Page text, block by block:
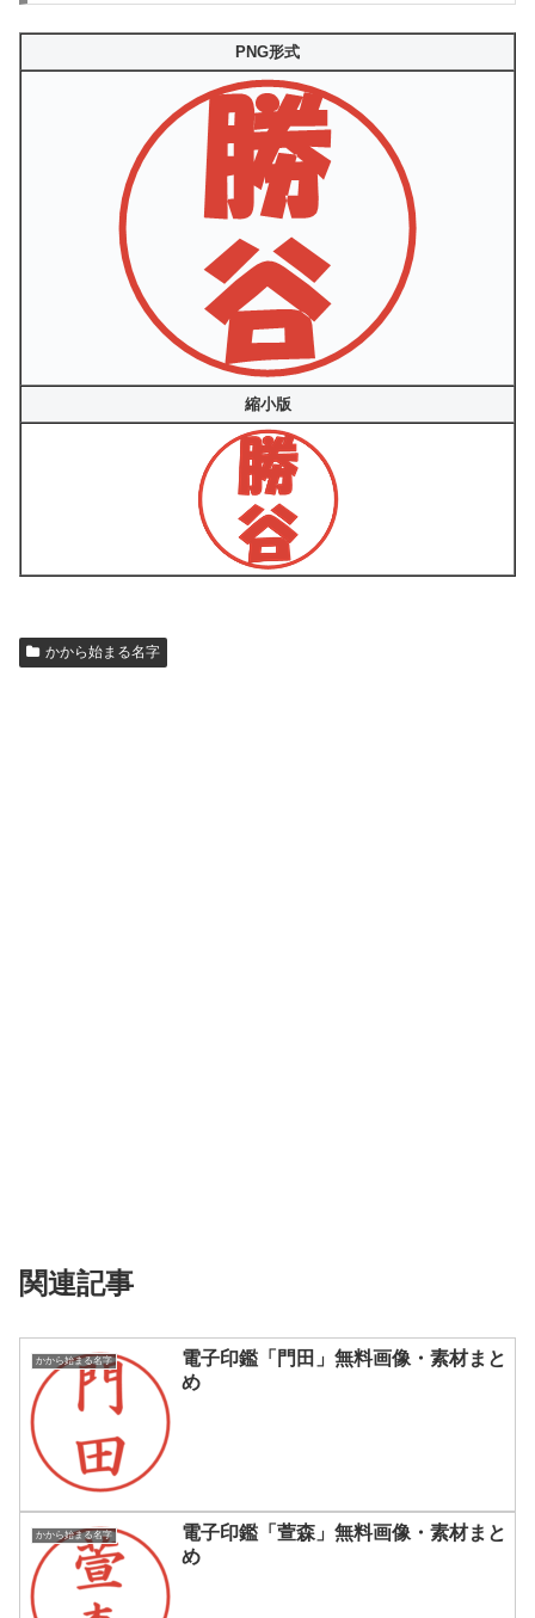
PNG形式
縮小版
かから始まる名字
関連記事
かから始まる名字
電子印鑑「門田」無料画像・素材まと
め
かから始まる名字
電子印鑑「萱森」無料画像・素材まと
め